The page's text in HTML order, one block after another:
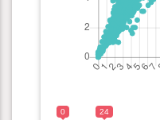
0 24